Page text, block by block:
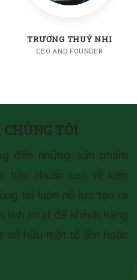
TRƯƠNG THUÝ NHI
CEO AND FOUNDER
TÔI
đến những sản phẩm
tiêu chuẩn cao về kiến
tôi luôn nỗ lực tạo ra
linh hoạt để khách hàng
sở hữu một tổ ấm hoặc